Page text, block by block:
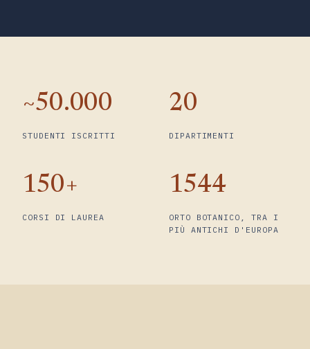
~50.000
STUDENTI ISCRITTI
20
DIPARTIMENTI
150+
CORSI DI LAUREA
1544
ORTO BOTANICO, TRA I
PIÙ ANTICHI D'EUROPA